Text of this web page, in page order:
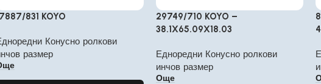
831 KOYO
Конусно ролкови
размер
29749/710 KOYO –
38.1X65.09X18.03
Едноредни Конусно ролкови
инчов размер
Още